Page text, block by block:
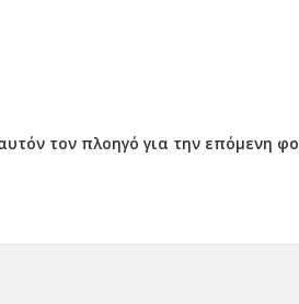
τον πλοηγό για την επόμενη